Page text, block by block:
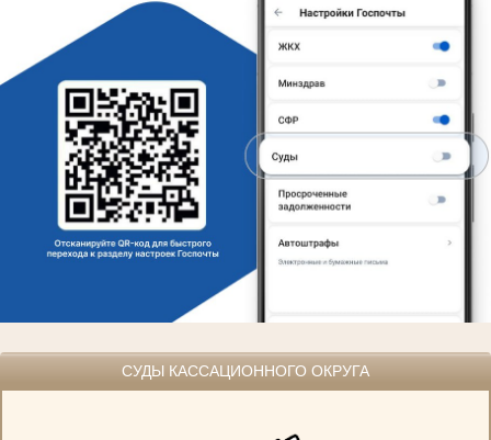
СУДЫ КАССАЦИОННОГО ОКРУГА